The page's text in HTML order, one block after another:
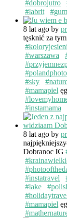
#dobrojutro
#labrit
8 lat ago by
tęsknić za
#koloryjesieni
#warszawa
#sky
#mamapiel
#instamama
8 lat ago by
Dobranoc IG
#instatravel
#lake
#mamapiel